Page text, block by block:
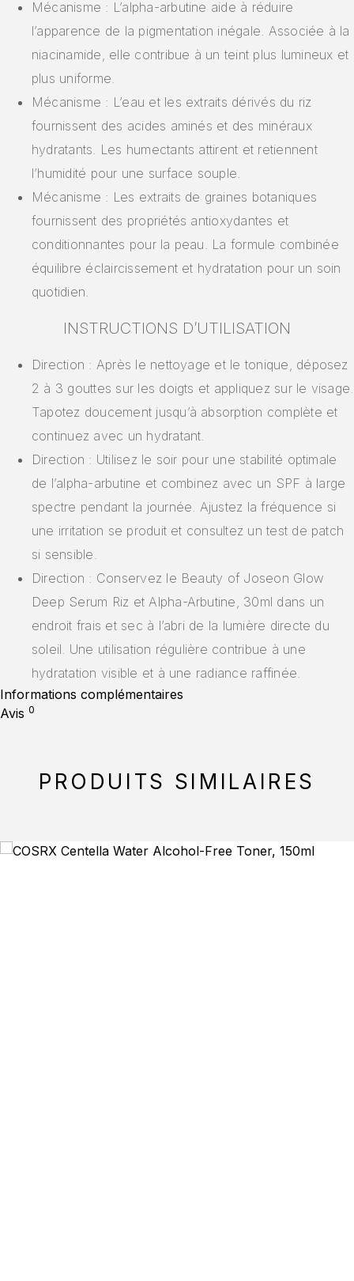
Mécanisme : L’alpha-arbutine aide à réduire
l’apparence de la pigmentation inégale. Associée à la
niacinamide, elle contribue à un teint plus lumineux et
plus uniforme.
Mécanisme : L’eau et les extraits dérivés du riz
fournissent des acides aminés et des minéraux
hydratants. Les humectants attirent et retiennent
l’humidité pour une surface souple.
Mécanisme : Les extraits de graines botaniques
fournissent des propriétés antioxydantes et
conditionnantes pour la peau. La formule combinée
équilibre éclaircissement et hydratation pour un soin
quotidien.
INSTRUCTIONS D’UTILISATION
Direction : Après le nettoyage et le tonique, déposez
2 à 3 gouttes sur les doigts et appliquez sur le visage.
Tapotez doucement jusqu’à absorption complète et
continuez avec un hydratant.
Direction : Utilisez le soir pour une stabilité optimale
de l’alpha-arbutine et combinez avec un SPF à large
spectre pendant la journée. Ajustez la fréquence si
une irritation se produit et consultez un test de patch
si sensible.
Direction : Conservez le Beauty of Joseon Glow
Deep Serum Riz et Alpha-Arbutine, 30ml dans un
endroit frais et sec à l’abri de la lumière directe du
soleil. Une utilisation régulière contribue à une
hydratation visible et à une radiance raffinée.
Informations complémentaires
Avis 0
PRODUITS SIMILAIRES